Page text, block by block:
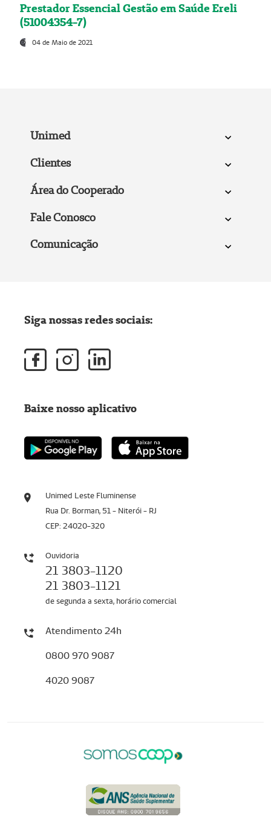
Prestador Essencial Gestão em Saúde Ereli
(51004354-7)
04 de Maio de 2021
Unimed
Clientes
Área do Cooperado
Fale Conosco
Comunicação
Unimed Leste Fluminense
Rua Dr. Borman, 51 - Niterói - RJ
CEP: 24020-320
Ouvidoria
21 3803-1120
21 3803-1121
de segunda a sexta, horário comercial
Atendimento 24h
0800 970 9087
4020 9087
Siga nossas redes sociais:
Baixe nosso aplicativo